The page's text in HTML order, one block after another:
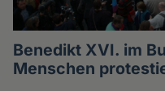
Benedikt XVI. im
Menschen